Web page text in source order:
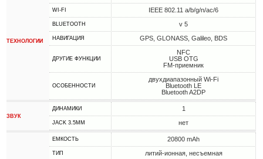
ТЕХНОЛОГИИ
WI-FI IEEE 802.11 a/b/g/n/ac/6
BLUETOOTH v 5
НАВИГАЦИЯ GPS, GLONASS, Galileo, BDS
ДРУГИЕ ФУНКЦИИ
NFC
USB OTG
FM-приемник
ОСОБЕННОСТИ
двухдиапазонный Wi-Fi
Bluetooth LE
Bluetooth A2DP
ЗВУК
ДИНАМИКИ 1
JACK 3.5MM нет
ЕМКОСТЬ 20800 mAh
ТИП литий-ионная, несъемная